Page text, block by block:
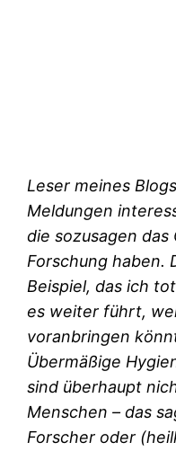
Leser meines
Meldungen
die sozusagen das
Forschung haben.
Beispiel, das ich
es weiter führt,
voranbringen
Übermäßige
sind überhaupt
Menschen – das
Forscher oder